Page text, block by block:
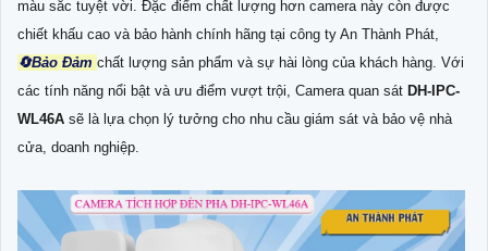
màu sắc tuyệt vời. Đặc điểm chất lượng hơn camera này còn được
chiết khấu cao và bảo hành chính hãng tại công ty An Thành Phát,
🔄Bảo Đảm chất lượng sản phẩm và sự hài lòng của khách hàng. Với
các tính năng nổi bật và ưu điểm vượt trội, Camera quan sát DH-IPC-
WL46A sẽ là lựa chọn lý tưởng cho nhu cầu giám sát và bảo vệ nhà
cửa, doanh nghiệp.